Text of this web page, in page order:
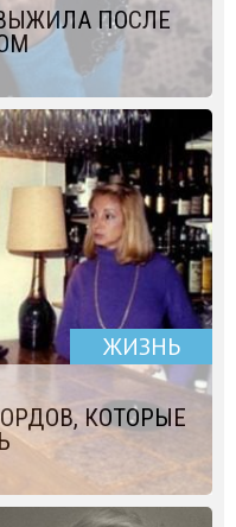
ПОСЛЕ
ЖИЗНЬ
КОТОРЫЕ